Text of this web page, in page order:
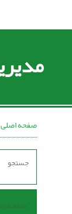
صفحه اصلی
صفحه